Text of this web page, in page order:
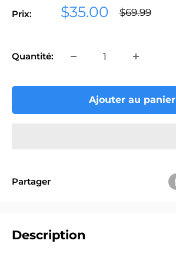
Prix:
Prix
$35.00
Prix
$69.99
Quantité:
Ajouter au panier
Partager
Description